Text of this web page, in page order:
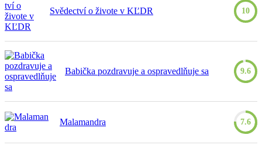
Svědectví o živote v KĽDR 10
Babička pozdravuje a ospravedlňuje sa 9.6
Malamandra 7.6